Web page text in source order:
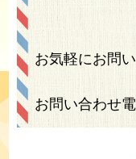
お気軽にお問
お問い合わせ